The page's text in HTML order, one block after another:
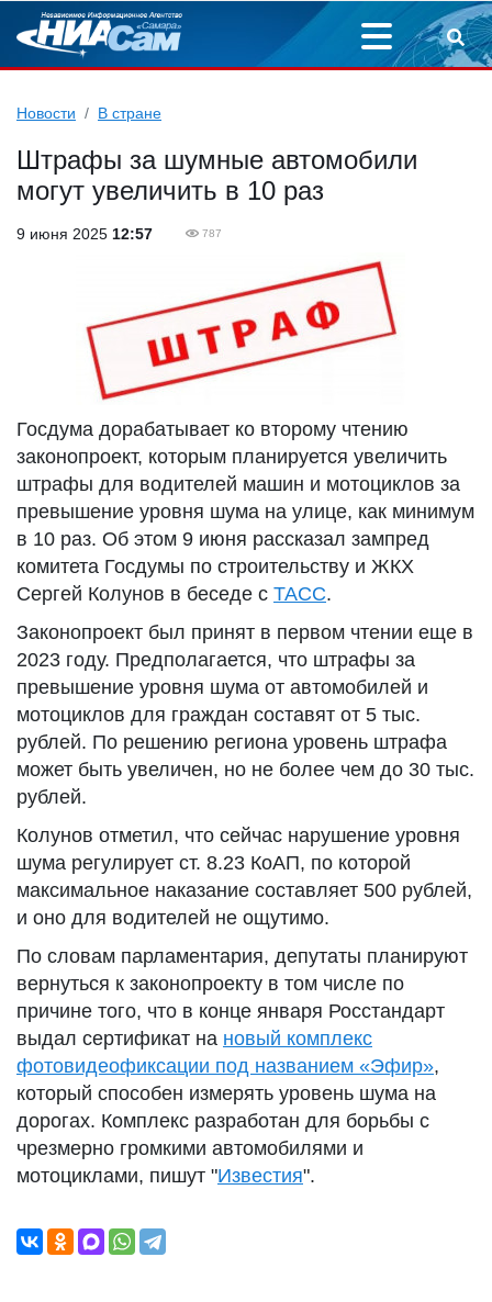
Новости В стране
Штрафы за шумные автомобили
могут увеличить в 10 раз
9 июня 2025 12:57 787
Госдума дорабатывает ко второму чтению
законопроект, которым планируется увеличить
штрафы для водителей машин и мотоциклов за
превышение уровня шума на улице, как минимум
в 10 раз. Об этом 9 июня рассказал зампред
комитета Госдумы по строительству и ЖКХ
Сергей Колунов в беседе с ТАСС.
Законопроект был принят в первом чтении еще в
2023 году. Предполагается, что штрафы за
превышение уровня шума от автомобилей и
мотоциклов для граждан составят от 5 тыс.
рублей. По решению региона уровень штрафа
может быть увеличен, но не более чем до 30 тыс.
рублей.
Колунов отметил, что сейчас нарушение уровня
шума регулирует ст. 8.23 КоАП, по которой
максимальное наказание составляет 500 рублей,
и оно для водителей не ощутимо.
По словам парламентария, депутаты планируют
вернуться к законопроекту в том числе по
причине того, что в конце января Росстандарт
выдал сертификат на новый комплекс
фотовидеофиксации под названием «Эфир»,
который способен измерять уровень шума на
дорогах. Комплекс разработан для борьбы с
чрезмерно громкими автомобилями и
мотоциклами, пишут "Известия".